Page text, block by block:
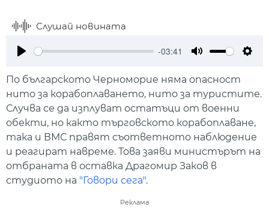
Слушай новината
-03:41
По българското Черноморие няма опасност
нито за корабоплаването, нито за туристите.
Случва се да изплуват остатъци от военни
обекти, но както търговското корабоплаване,
така и ВМС правят съответното наблюдение
и реагират навреме. Това заяви министърът на
отбраната в оставка Драгомир Заков в
студиото на "Говори сега".
Реклама